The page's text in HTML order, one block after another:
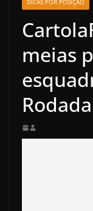
DICAS POR POSIÇÃO
meias
Rodada